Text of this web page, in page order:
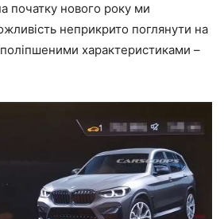
початку нового року ми
неприкрито поглянути на
характеристиками –